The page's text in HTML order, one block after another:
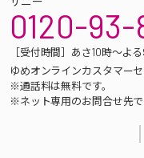
0120-93-
［受付時間］あさ10時～よ
ゆめオンラインカスタマー
※通話料は無料です。
※ネット専用のお問合せ先で